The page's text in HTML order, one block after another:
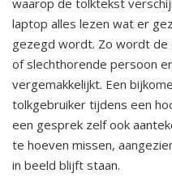
waarop de tolktekst
laptop alles lezen wat er
gezegd wordt. Zo wordt de
of slechthorende persoon
vergemakkelijkt. Een
tolkgebruiker tijdens een
een gesprek zelf ook
te hoeven missen,
in beeld blijft staan.